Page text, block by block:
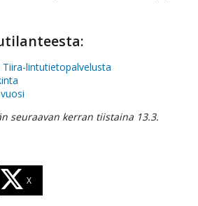
lintutietopalvelusta
seuraavan kerran tiistaina 13.3.
X